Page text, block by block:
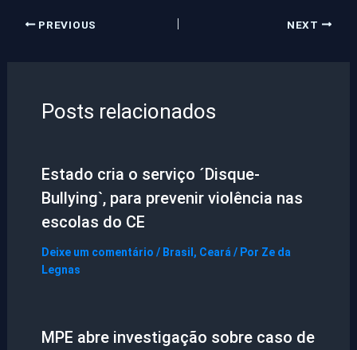
PREVIOUS NEXT
Posts relacionados
Estado cria o serviço ´Disque-
Bullying`, para prevenir violência nas
escolas do CE
Deixe um comentário / Brasil, Ceará / Por Ze da
Legnas
MPE abre investigação sobre caso de